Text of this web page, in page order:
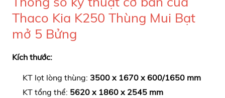
Thaco Kia K250 Thùng Mui Bạt
mở 5 Bửng
Kích thước:
KT lọt lòng thùng: 3500 x 1670 x 600/1650 mm
KT tổng thể: 5620 x 1860 x 2545 mm